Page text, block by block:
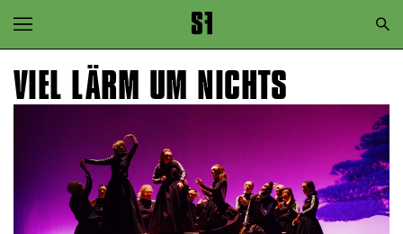
Zur Hauptnavigation springen
Zum Hauptinhalt springen
Zum Footer springen
VIEL LÄRM UM NICHTS